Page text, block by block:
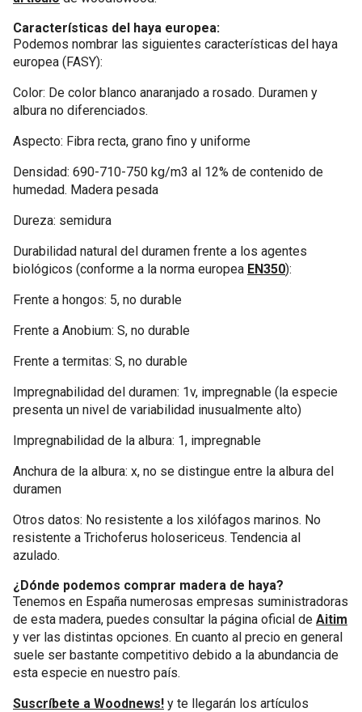
Características del haya europea:
Podemos nombrar las siguientes características del haya
europea (FASY):
Color: De color blanco anaranjado a rosado. Duramen y
albura no diferenciados.
Aspecto: Fibra recta, grano fino y uniforme
Densidad: 690-710-750 kg/m3 al 12% de contenido de
humedad. Madera pesada
Dureza: semidura
Durabilidad natural del duramen frente a los agentes
biológicos (conforme a la norma europea EN350):
Frente a hongos: 5, no durable
Frente a Anobium: S, no durable
Frente a termitas: S, no durable
Impregnabilidad del duramen: 1v, impregnable (la especie
presenta un nivel de variabilidad inusualmente alto)
Impregnabilidad de la albura: 1, impregnable
Anchura de la albura: x, no se distingue entre la albura del
duramen
Otros datos: No resistente a los xilófagos marinos. No
resistente a Trichoferus holosericeus. Tendencia al
azulado.
¿Dónde podemos comprar madera de haya?
Tenemos en España numerosas empresas suministradoras
de esta madera, puedes consultar la página oficial de Aitim
y ver las distintas opciones. En cuanto al precio en general
suele ser bastante competitivo debido a la abundancia de
esta especie en nuestro país.
Suscríbete a Woodnews! y te llegarán los artículos